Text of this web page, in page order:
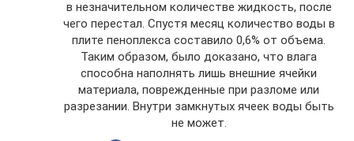
в незначительном количестве жидкость, после
чего перестал. Спустя месяц количество воды в
плите пеноплекса составило 0,6% от объема.
Таким образом, было доказано, что влага
способна наполнять лишь внешние ячейки
материала, поврежденные при разломе или
разрезании. Внутри замкнутых ячеек воды быть
не может.